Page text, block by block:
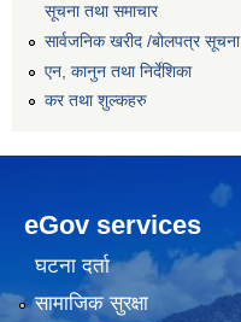
सूचना तथा समाचार
सार्वजनिक खरीद /बोलपत्र सूचना
एन, कानुन तथा निर्देशिका
कर तथा शुल्कहरु
eGov services
घटना दर्ता
सामाजिक सुरक्षा